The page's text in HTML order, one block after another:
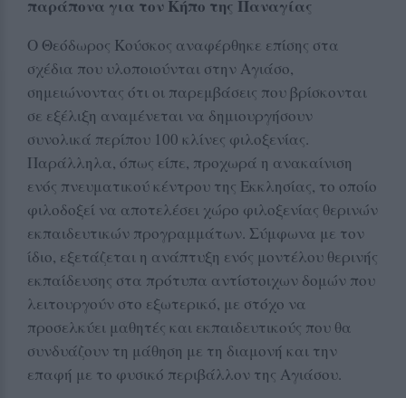
παράπονα για τον Κήπο της Παναγίας
Ο Θεόδωρος Κούσκος αναφέρθηκε επίσης στα
σχέδια που υλοποιούνται στην Αγιάσο,
σημειώνοντας ότι οι παρεμβάσεις που βρίσκονται
σε εξέλιξη αναμένεται να δημιουργήσουν
συνολικά περίπου 100 κλίνες φιλοξενίας.
Παράλληλα, όπως είπε, προχωρά η ανακαίνιση
ενός πνευματικού κέντρου της Εκκλησίας, το οποίο
φιλοδοξεί να αποτελέσει χώρο φιλοξενίας θερινών
εκπαιδευτικών προγραμμάτων. Σύμφωνα με τον
ίδιο, εξετάζεται η ανάπτυξη ενός μοντέλου θερινής
εκπαίδευσης στα πρότυπα αντίστοιχων δομών που
λειτουργούν στο εξωτερικό, με στόχο να
προσελκύει μαθητές και εκπαιδευτικούς που θα
συνδυάζουν τη μάθηση με τη διαμονή και την
επαφή με το φυσικό περιβάλλον της Αγιάσου.